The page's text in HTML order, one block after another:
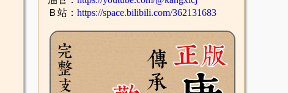
Ｂ站： https://space.bilibili.com/362131683